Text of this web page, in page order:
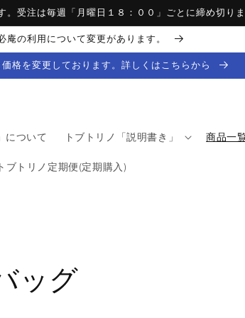
。受注は毎週「月曜日１８：００」ごとに締め切りま
庵の利用について変更があります。
格を変更しております。詳しくはこちらから
について トブトリノ「説明書き」 商品一
トブトリノ定期便(定期購入)
ッグ